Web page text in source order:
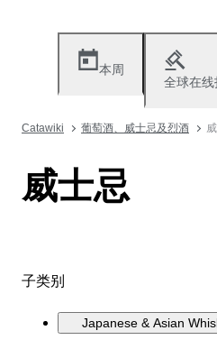
本周
全球在线
Catawiki 葡萄酒、威士忌及烈酒
威士忌
子类别
Japanese & Asian